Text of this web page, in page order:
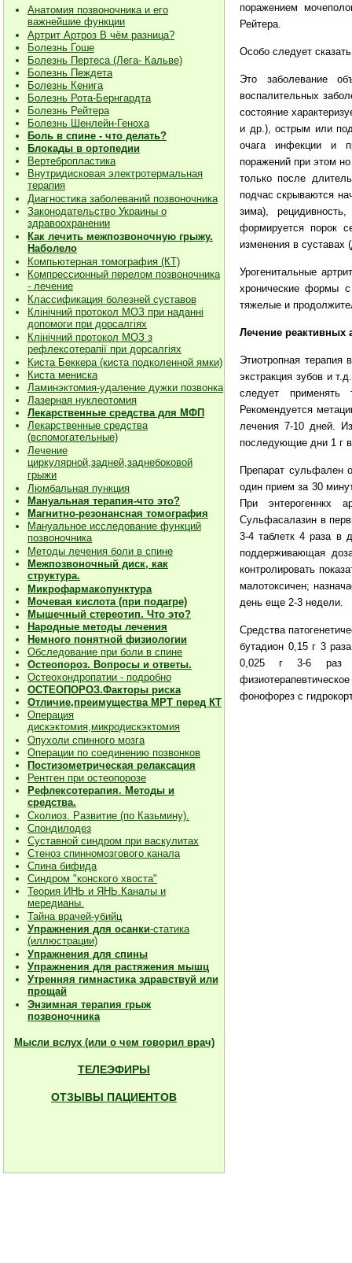
Анатомия позвоночника и его
важнейшие функции
Артрит Артроз В чём разница?
Болезнь Гоше
Болезнь Пертеса (Лега- Кальве)
Болезнь Пеждета
Болезнь Кенига
Болезнь Рота-Бернгардта
Болезнь Рейтера
Болезнь Шенлейн-Геноха
Боль в спине - что делать?
Блокады в ортопедии
Вертебропластика
Внутридисковая электротермальная
терапия
Диагностика заболеваний позвоночника
Законодательство Украины о
здравоохранении
Как лечить межпозвоночную грыжу.
Наболело
Компьютерная томография (КТ)
Компрессионный перелом позвоночника
- лечение
Классификация болезней суставов
Клiнiчний протокол МОЗ при наданнi
допомоги при дорсалгiях
Клiнiчний протокол МОЗ з
рефлексотерапiї при дорсалгіях
Киста Беккера (киста подколенной ямки)
Киста мениска
Ламинэктомия-удаление дужки позвонка
Лазерная нуклеотомия
Лекарственные средства для МФП
Лекарственные средства
(вспомогательные)
Лечение
циркулярной,задней,заднебоковой
грыжи
Люмбальная пункция
Мануальная терапия-что это?
Магнитно-резонансная томография
Мануальное исследование функций
позвоночника
Методы лечения боли в спине
Межпозвоночный диск, как
структура.
Микрофармакопунктура
Мочевая кислота (при подагре)
Мышечный стереотип. Что это?
Народные методы лечения
Немного понятной физиологии
Обследование при боли в спине
Остеопороз. Вопросы и ответы.
Остеохондропатии - подробно
ОСТЕОПОРОЗ.Факторы риска
Отличие,преимущества МРТ перед КТ
Операция
дискэктомия,микродискэктомия
Опухоли спинного мозга
Операции по соединению позвонков
Постизометрическая релаксация
Рентген при остеопорозе
Рефлексотерапия. Методы и
средства.
Сколиоз. Развитие (по Казьмину).
Спондилодез
Суставной синдром при васкулитах
Стеноз спинномозгового канала
Спина бифида
Синдром "конского хвоста"
Теория ИНЬ и ЯНЬ.Каналы и
мередианы.
Тайна врачей-убийц
Упражнения для осанки-статика
(иллюстрации)
Упражнения для спины
Упражнения для растяжения мышц
Утренняя гимнастика здравствуй или
прощай
Энзимная терапия грыж
позвоночника
Мысли вслух (или о чем говорил врач)
ТЕЛЕЭФИРЫ
ОТЗЫВЫ ПАЦИЕНТОВ
поражением
Рейтера.
Особо следует
Это заболевание
воспалительных
состояние
и др.), острым или
очага инфекции и
поражений при этом
только после
подчас скрываются
зима),
формируется порок
изменения в
Урогенитальные
хронические формы
тяжелые и
Лечение реактивных
Этиотропная терапия
экстракция зубов и
следует применять
Рекомендуется
лечения 7-10 дней.
последующие дни 1 г
Препарат сульфален
один прием за 30
При энтерогеннкх
Сульфасалазин в
3-4 таблетк 4 раза в
поддерживающая
контролировать
малотоксичен;
день еще 2-3 недели.
Средства
бутадион 0,15 г 3
0,025 г 3-6 раз в
фонофорез с